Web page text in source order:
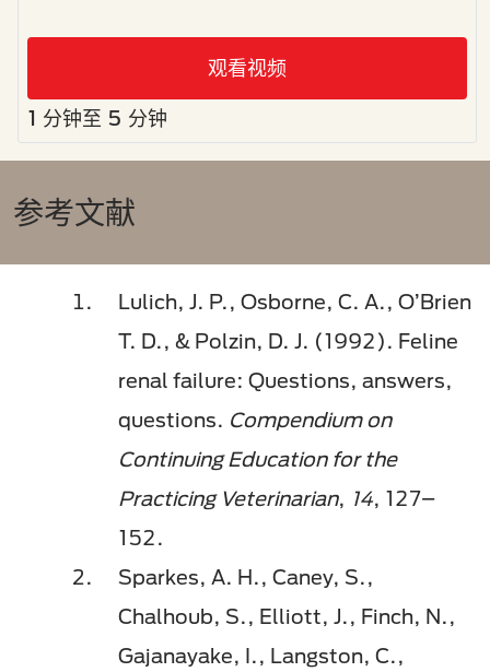
观看视频
1 分钟至 5 分钟
参考文献
Lulich, J. P., Osborne, C. A., O’Brien
T. D., & Polzin, D. J. (1992). Feline
renal failure: Questions, answers,
questions. Compendium on
Continuing Education for the
Practicing Veterinarian, 14, 127–
152.
Sparkes, A. H., Caney, S.,
Chalhoub, S., Elliott, J., Finch, N.,
Gajanayake, I., Langston, C.,